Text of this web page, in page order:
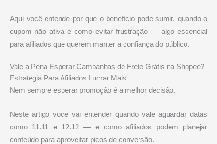
Aqui você entende por que o benefício pode sumir, quando o
cupom não ativa e como evitar frustração — algo essencial
para afiliados que querem manter a confiança do público.
Vale a Pena Esperar Campanhas de Frete Grátis na Shopee?
Estratégia Para Afiliados Lucrar Mais
Nem sempre esperar promoção é a melhor decisão.
Neste artigo você vai entender quando vale aguardar datas
como 11.11 e 12.12 — e como afiliados podem planejar
conteúdo para aproveitar picos de conversão.